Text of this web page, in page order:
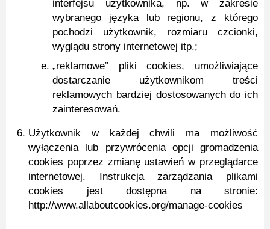
interfejsu użytkownika, np. w zakresie
wybranego języka lub regionu, z którego
pochodzi użytkownik, rozmiaru czcionki,
wyglądu strony internetowej itp.;
„reklamowe” pliki cookies, umożliwiające
dostarczanie użytkownikom treści
reklamowych bardziej dostosowanych do ich
zainteresowań.
Użytkownik w każdej chwili ma możliwość
wyłączenia lub przywrócenia opcji gromadzenia
cookies poprzez zmianę ustawień w przeglądarce
internetowej. Instrukcja zarządzania plikami
cookies jest dostępna na stronie:
http://www.allaboutcookies.org/manage-cookies